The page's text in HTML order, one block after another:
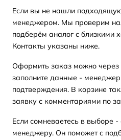
Если вы не нашли
менеджером. Мы проверим
подберём аналог с близкими
Контакты указаны ниже.
Оформить заказ можно через
заполните данные -
подтверждения. В корзине
заявку с комментариями по
Если сомневаетесь в выборе
менеджеру. Он поможет с